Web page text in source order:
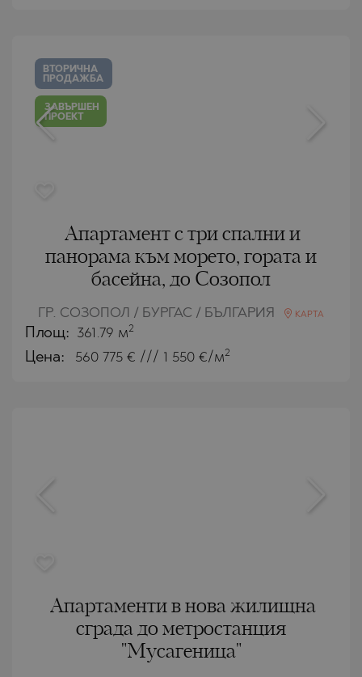
ВТОРИЧНА
ПРОДАЖБА
ЗАВЪРШЕН
ПРОЕКТ
Апартамент с три спални и
панорама към морето, гората и
басейна, до Созопол
ГР. СОЗОПОЛ / БУРГАС / БЪЛГАРИЯ КАРТА
Площ: 361.79 м2
Цена: 560 775 € /// 1 550 €/м2
Апартаменти в нова жилищна
сграда до метростанция
"Мусагеница"